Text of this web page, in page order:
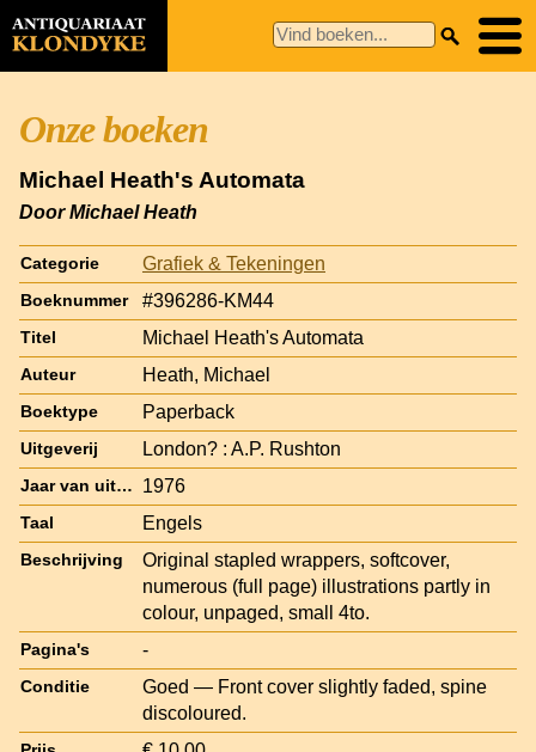
Onze boeken
Michael Heath's Automata
Door Michael Heath
Categorie Grafiek & Tekeningen
Boeknummer #396286-KM44
Titel Michael Heath's Automata
Auteur Heath, Michael
Boektype Paperback
Uitgeverij London? : A.P. Rushton
Jaar van uitgave 1976
Taal Engels
Beschrijving
Original stapled wrappers, softcover,
numerous (full page) illustrations partly in
colour, unpaged, small 4to.
Pagina's -
Conditie
Goed — Front cover slightly faded, spine
discoloured.